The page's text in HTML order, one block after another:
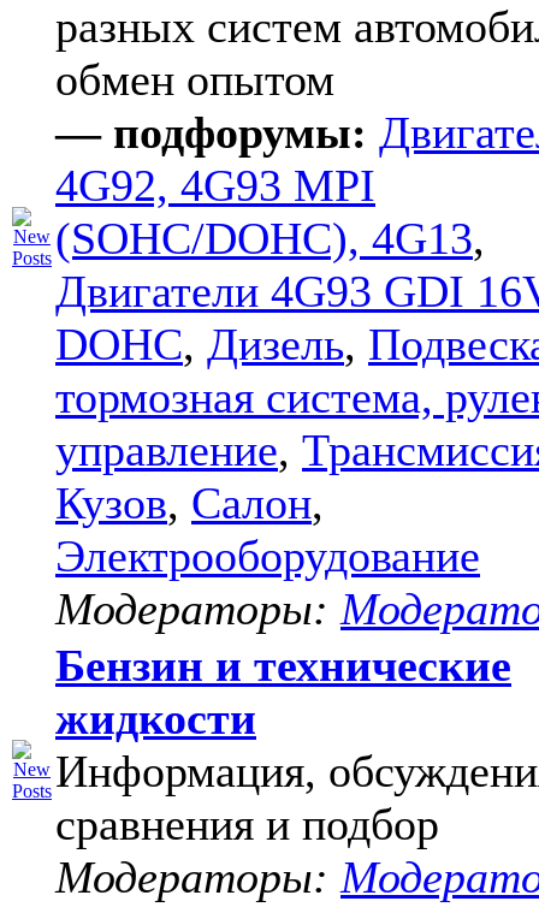
разных систем
обмен опытом
— подфорумы:
4G92, 4G93 MPI
(SOHC/DOHC), 4G13,
Двигатели 4G93 GDI
DOHC, Дизель,
тормозная система,
управление,
Кузов, Салон,
Электрооборудование
Модераторы:
Бензин и технические
жидкости
Информация,
сравнения и подбор
Модераторы: